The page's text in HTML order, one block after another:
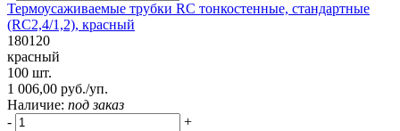
Термоусаживаемые трубки RC тонкостенные, стандартные
(RC2,4/1,2), красный
180120
красный
100 шт.
1 006,00 руб./уп.
Наличие: под заказ
-
+